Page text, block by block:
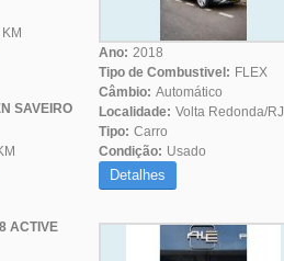
Ano: 2018
Tipo de Combustivel: FLEX
Câmbio: Automático
Localidade: Volta Redonda/RJ
Tipo: Carro
Condição: Usado
Detalhes
SAVEIRO
ACTIVE